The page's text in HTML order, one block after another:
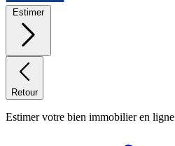
Estimer
Retour
Estimer votre bien immobilier en ligne